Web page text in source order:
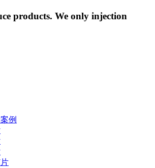
products. We only injection
例